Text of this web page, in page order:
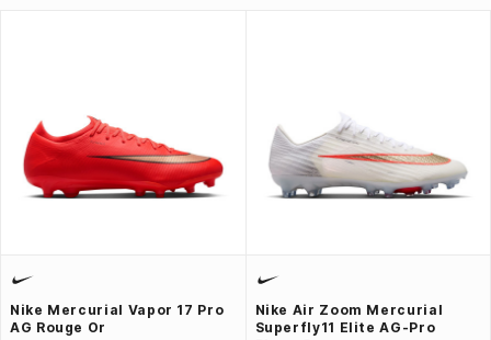
Nike Mercurial Vapor 17 Pro
AG Rouge Or
Nike Air Zoom Mercurial
Superfly11 Elite AG-Pro